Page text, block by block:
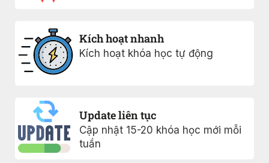
Kích hoạt nhanh
Kích hoạt khóa học tự động
Update liên tục
Cập nhật 15-20 khóa học mới mỗi
tuần